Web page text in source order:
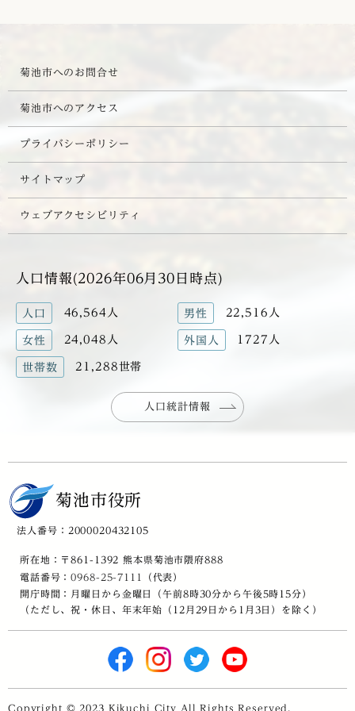
菊池市へのお問合せ
菊池市へのアクセス
プライバシーポリシー
サイトマップ
ウェブアクセシビリティ
人口情報(2026年06月30日時点)
人口 46,564人 男性 22,516人
女性 24,048人 外国人 1727人
世帯数 21,288世帯
人口統計情報
菊池市役所
法人番号：2000020432105
所在地：〒861-1392 熊本県菊池市隈府888
電話番号：0968-25-7111
（代表）
開庁時間：月曜日から金曜日（午前8時30分から午後5時15分）
（ただし、祝・休日、年末年始（12月29日から1月3日）を除く）
Copyright © 2023 Kikuchi City All Rights Reserved.